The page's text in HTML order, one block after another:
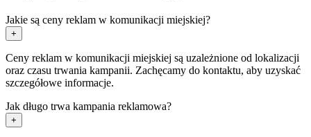
Jakie są ceny reklam w komunikacji miejskiej?
+
Ceny reklam w komunikacji miejskiej są uzależnione od lokalizacji
oraz czasu trwania kampanii. Zachęcamy do kontaktu, aby uzyskać
szczegółowe informacje.
Jak długo trwa kampania reklamowa?
+